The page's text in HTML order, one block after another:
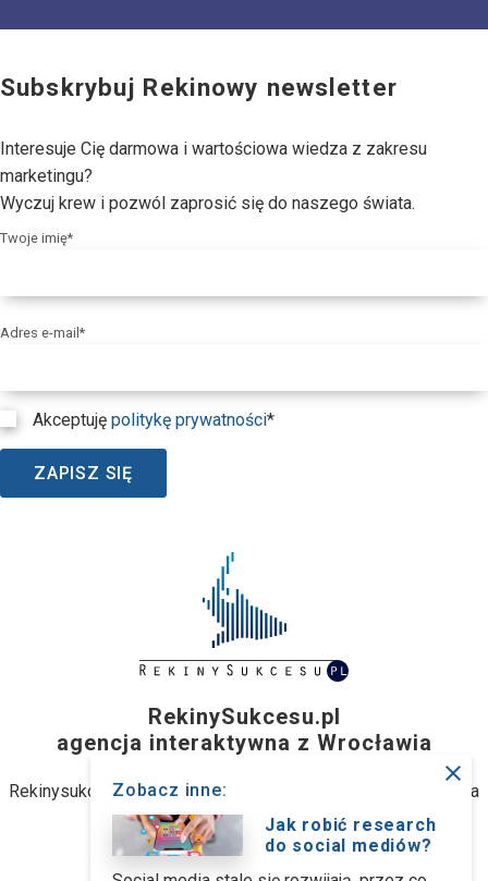
Subskrybuj Rekinowy newsletter
Interesuje Cię darmowa i wartościowa wiedza z zakresu
marketingu?
Wyczuj krew i pozwól zaprosić się do naszego świata.
Twoje imię*
Adres e-mail*
Akceptuję politykę prywatności*
ZAPISZ SIĘ
RekinySukcesu.pl
agencja interaktywna z Wrocławia
Rekinysukcesu.pl Sp. z o.o. (dawniej: Rekinysukcesu.pl Spółka
jawna M. Biernacki)
ul. Stanisławowska 47, 54-611 Wrocław
Zobacz inne:
close
Jak robić research
do social mediów?